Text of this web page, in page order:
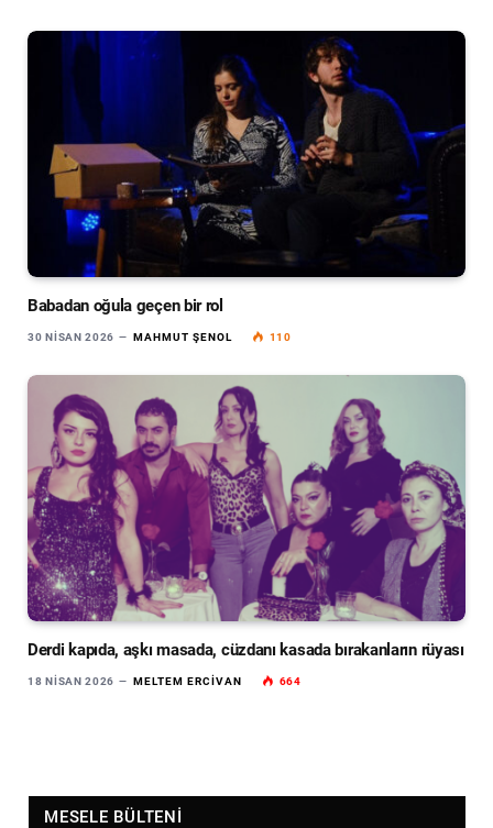
Babadan oğula geçen bir rol
30 NISAN 2026 MAHMUT ŞENOL 110
Derdi kapıda, aşkı masada, cüzdanı kasada bırakanların rüyası
18 NISAN 2026 MELTEM ERCIVAN 664
MESELE BÜLTENI